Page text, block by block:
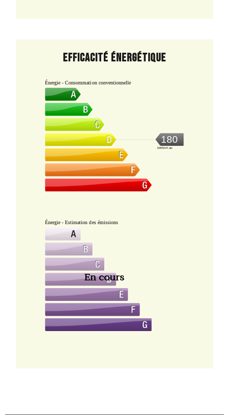
Efficacité énergétique
Énergie - Consommation conventionnelle
180
kWh/m².an
Énergie - Estimation des émissions
En cours